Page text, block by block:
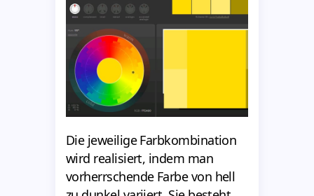
Die jeweilige Farbkombination
wird realisiert, indem man
vorherrschende Farbe von hell